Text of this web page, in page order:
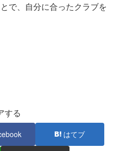
で、自分に合ったクラブを
する
はてブ